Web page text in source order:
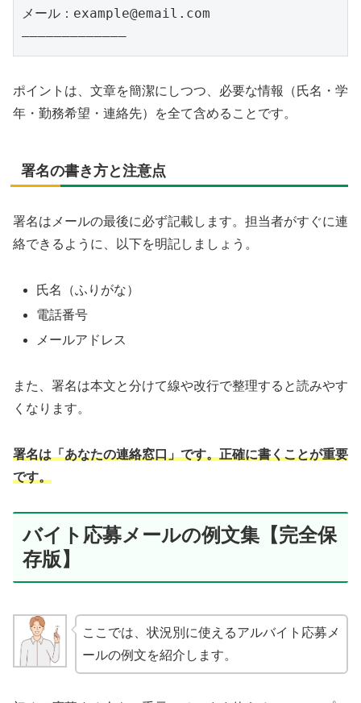
メール：example@email.com
ポイントは、文章を簡潔にしつつ、必要な情報（氏名・学
年・勤務希望・連絡先）を全て含めることです。
署名の書き方と注意点
署名はメールの最後に必ず記載します。担当者がすぐに連
絡できるように、以下を明記しましょう。
氏名（ふりがな）
電話番号
メールアドレス
また、署名は本文と分けて線や改行で整理すると読みやす
くなります。
署名は「あなたの連絡窓口」です。正確に書くことが重要
です。
バイト応募メールの例文集【完全保
存版】
ここでは、状況別に使えるアルバイト応募メ
ールの例文を紹介します。